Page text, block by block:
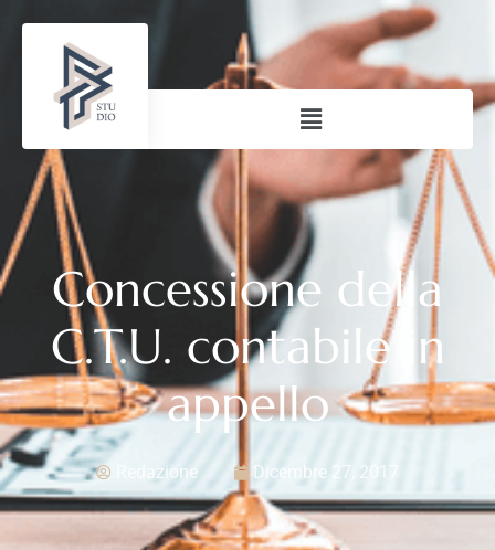
Concessione della
C.T.U. contabile in
appello
Redazione Dicembre 27, 2017